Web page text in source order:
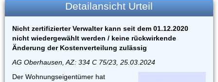
Detailansicht Urteil
Nicht zertifizierter Verwalter kann seit dem 01.12.2020
nicht wiedergewählt werden / keine rückwirkende
Änderung der Kostenverteilung zulässig
AG Oberhausen, AZ: 334 C 75/23, 25.03.2024
Der Wohnungseigentümer hat